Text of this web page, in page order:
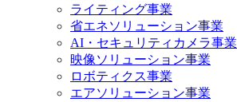
ライティング事業
省エネソリューション事業
AI・セキュリティカメラ事業
映像ソリューション事業
ロボティクス事業
エアソリューション事業